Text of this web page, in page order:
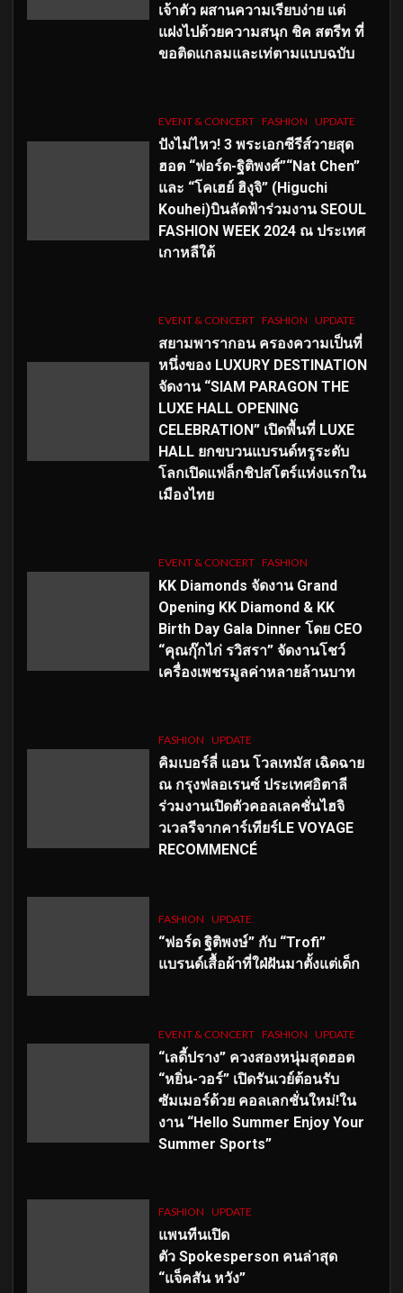
เจ้าตัว ผสานความเรียบง่าย แต่
แฝงไปด้วยความสนุก ชิค สตรีท ที่
ขอติดแกลมและเท่ตามแบบฉบับ
EVENT & CONCERT FASHION UPDATE
ปังไม่ไหว! 3 พระเอกซีรีส์วายสุด
ฮอต “ฟอร์ด-ฐิติพงศ์”“Nat Chen”
และ “โคเฮย์ ฮิงุจิ” (Higuchi
Kouhei)บินลัดฟ้าร่วมงาน SEOUL
FASHION WEEK 2024 ณ ประเทศ
เกาหลีใต้
EVENT & CONCERT FASHION UPDATE
สยามพารากอน ครองความเป็นที่
หนึ่งของ LUXURY DESTINATION
จัดงาน “SIAM PARAGON THE
LUXE HALL OPENING
CELEBRATION” เปิดพื้นที่ LUXE
HALL ยกขบวนแบรนด์หรูระดับ
โลกเปิดแฟล็กชิปสโตร์แห่งแรกใน
เมืองไทย
EVENT & CONCERT FASHION
KK Diamonds จัดงาน Grand
Opening KK Diamond & KK
Birth Day Gala Dinner โดย CEO
“คุณกุ๊กไก่ รวิสรา” จัดงานโชว์
เครื่องเพชรมูลค่าหลายล้านบาท
FASHION UPDATE
คิมเบอร์ลี่ แอน โวลเทมัส เฉิดฉาย
ณ กรุงฟลอเรนซ์ ประเทศอิตาลี
ร่วมงานเปิดตัวคอลเลคชั่นไฮจิ
วเวลรีจากคาร์เทียร์LE VOYAGE
RECOMMENCÉ
FASHION UPDATE
“ฟอร์ด ฐิติพงษ์” กับ “Trofi”
แบรนด์เสื้อผ้าที่ใฝ่ฝันมาตั้งแต่เด็ก
EVENT & CONCERT FASHION UPDATE
“เลดี้ปราง” ควงสองหนุ่มสุดฮอต
“หยิ่น-วอร์” เปิดรันเวย์ต้อนรับ
ซัมเมอร์ด้วย คอลเลกชั่นใหม่!ใน
งาน “Hello Summer Enjoy Your
Summer Sports”
FASHION UPDATE
แพนทีนเปิด
ตัว Spokesperson คนล่าสุด
“แจ็คสัน หวัง”